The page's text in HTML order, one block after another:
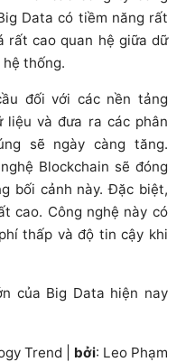
Data có tiềm năng rất
rất cao quan hệ giữa dữ
thống.
đối với các nền tảng
và đưa ra các phân
sẽ ngày càng tăng.
Blockchain sẽ đóng
bối cảnh này. Đặc biệt,
cao. Công nghệ này có
thấp và độ tin cậy khi
của Big Data hiện nay
Trend | bởi: Leo Phạm